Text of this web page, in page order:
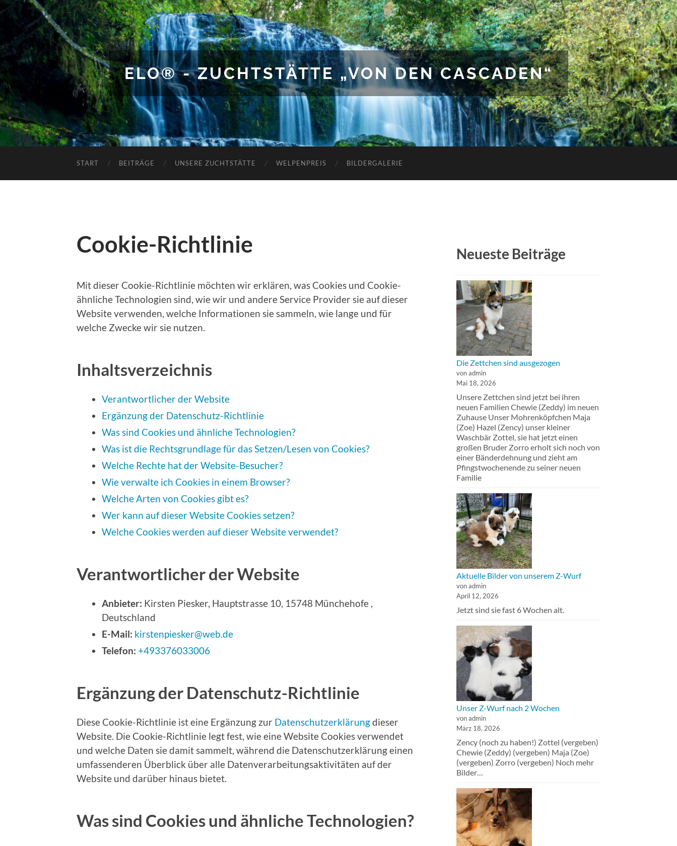
ELO® - ZUCHTSTÄTTE „VON DEN CASCADEN“
START BEITRÄGE UNSERE ZUCHTSTÄTTE WELPENPREIS BILDERGALERIE
Cookie-Richtlinie
Mit dieser Cookie-Richtlinie möchten wir erklären, was Cookies und Cookie-
ähnliche Technologien sind, wie wir und andere Service Provider sie auf dieser
Website verwenden, welche Informationen sie sammeln, wie lange und für
welche Zwecke wir sie nutzen.
Inhaltsverzeichnis
Verantwortlicher der Website
Ergänzung der Datenschutz-Richtlinie
Was sind Cookies und ähnliche Technologien?
Was ist die Rechtsgrundlage für das Setzen/Lesen von Cookies?
Welche Rechte hat der Website-Besucher?
Wie verwalte ich Cookies in einem Browser?
Welche Arten von Cookies gibt es?
Wer kann auf dieser Website Cookies setzen?
Welche Cookies werden auf dieser Website verwendet?
Verantwortlicher der Website
Anbieter: Kirsten Piesker, Hauptstrasse 10, 15748 Münchehofe ,
Deutschland
E-Mail: kirstenpiesker@web.de
Telefon: +493376033006
Ergänzung der Datenschutz-Richtlinie
Diese Cookie-Richtlinie ist eine Ergänzung zur Datenschutzerklärungdieser
Website. Die Cookie-Richtlinie legt fest, wie eine Website Cookies verwendet
und welche Daten sie damit sammelt, während die Datenschutzerklärung einen
umfassenderen Überblick über alle Datenverarbeitungsaktivitäten auf der
Website und darüber hinaus bietet.
Was sind Cookies und ähnliche Technologien?
Neueste Beiträge
Die Zettchen sind ausgezogen
von admin
Mai 18, 2026
Unsere Zettchen sind jetzt bei ihren
neuen Familien Chewie (Zeddy) im neuen
Zuhause Unser Mohrenköpfchen Maja
(Zoe) Hazel (Zency) unser kleiner
Waschbär Zottel, sie hat jetzt einen
großen Bruder Zorro erholt sich noch von
einer Bänderdehnung und zieht am
Pfingstwochenende zu seiner neuen
Familie
Aktuelle Bilder von unserem Z-Wurf
von admin
April 12, 2026
Jetzt sind sie fast 6 Wochen alt.
Unser Z-Wurf nach 2 Wochen
von admin
März 18, 2026
Zency (noch zu haben!) Zottel (vergeben)
Chewie (Zeddy) (vergeben) Maja (Zoe)
(vergeben) Zorro (vergeben) Noch mehr
Bilder…